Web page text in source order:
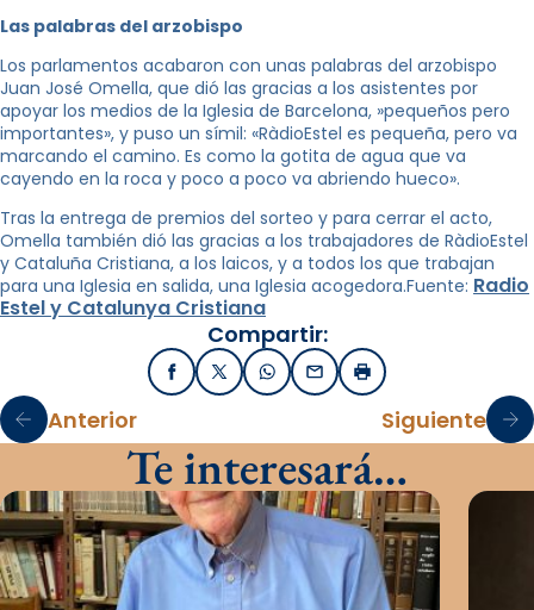
Las palabras del arzobispo
Los parlamentos acabaron con unas palabras del arzobispo
Juan José Omella, que dió las gracias a los asistentes por
apoyar los medios de la Iglesia de Barcelona, ​​»pequeños pero
importantes», y puso un símil: «RàdioEstel es pequeña, pero va
marcando el camino. Es como la gotita de agua que va
cayendo en la roca y poco a poco va abriendo hueco».
Tras la entrega de premios del sorteo y para cerrar el acto,
Omella también dió las gracias a los trabajadores de RàdioEstel
y Cataluña Cristiana, a los laicos, y a todos los que trabajan
para una Iglesia en salida, una Iglesia acogedora.Fuente: Radio
Estel y Catalunya Cristiana
Compartir:
FacebookX / TwitterWhatsApp
EmailImprimir
Anterior Siguiente
Te interesará…